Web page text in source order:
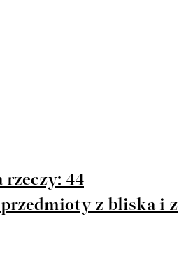
rzeczy: 44
z bliska i z